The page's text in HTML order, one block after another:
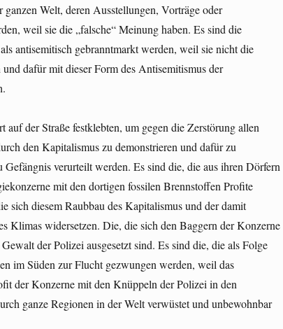
Welt, deren Ausstellungen, Vorträge oder
weil sie die „falsche“ Meinung haben. Es sind die
antisemitisch gebranntmarkt werden, weil sie nicht die
und dafür mit dieser Form des Antisemitismus der
auf der Straße festklebten, um gegen die Zerstörung allen
den Kapitalismus zu demonstrieren und dafür zu
verurteilt werden. Es sind die, die aus ihren Dörfern
mit den dortigen fossilen Brennstoffen Profite
sich diesem Raubbau des Kapitalismus und der damit
Klimas widersetzen. Die, die sich den Baggern der Konzerne
der Polizei ausgesetzt sind. Es sind die, die als Folge
im Süden zur Flucht gezwungen werden, weil das
der Konzerne mit den Knüppeln der Polizei in den
ganze Regionen in der Welt verwüstet und unbewohnbar